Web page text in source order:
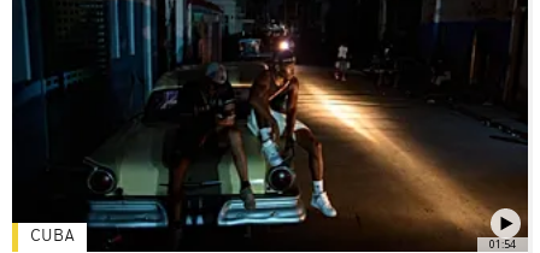
01:54
CUBA